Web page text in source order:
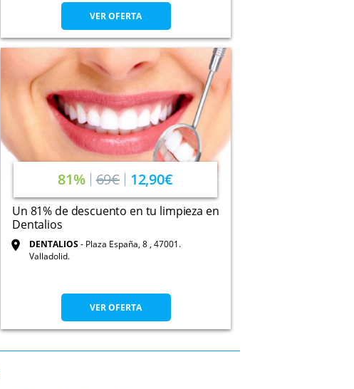
VER OFERTA
81% 69€ 12,90€
Un 81% de descuento en tu limpieza en
Dentalios
DENTALIOS
Plaza España, 8 , 47001.
Valladolid.
VER OFERTA